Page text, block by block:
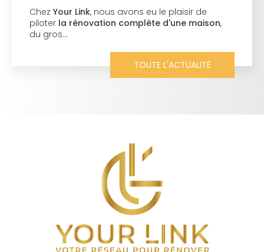
Chez Your Link, nous avons eu le plaisir de
piloter la rénovation complète d'une maison,
du gros…
TOUTE L'ACTUALITÉ